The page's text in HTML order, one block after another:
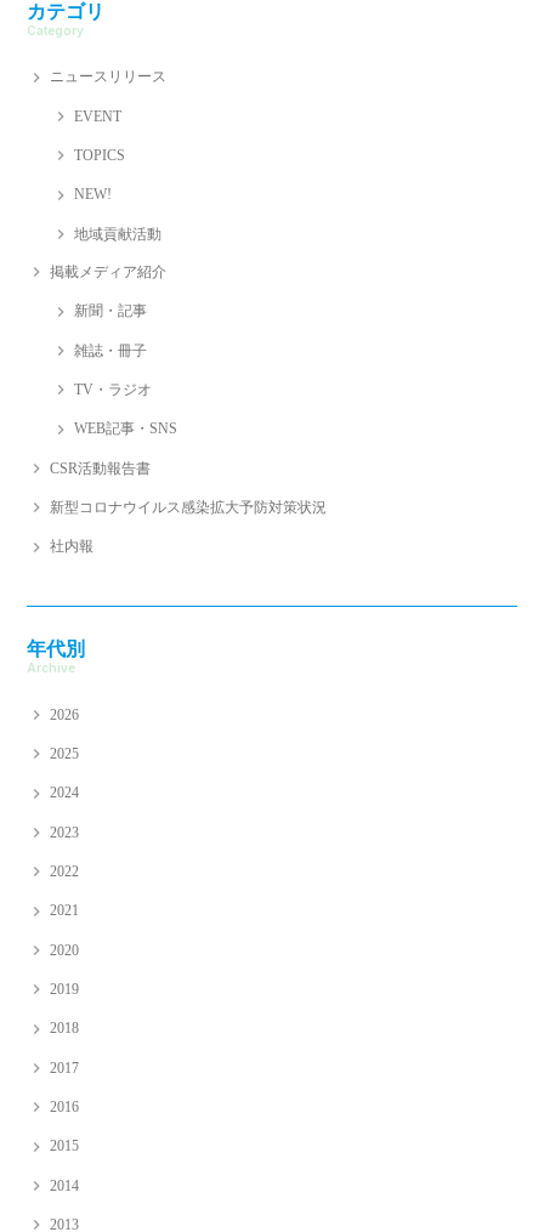
カテゴリ
Category
ニュースリリース
EVENT
TOPICS
NEW!
地域貢献活動
掲載メディア紹介
新聞・記事
雑誌・冊子
TV・ラジオ
WEB記事・SNS
CSR活動報告書
新型コロナウイルス感染拡大予防対策状況
社内報
年代別
Archive
2026
2025
2024
2023
2022
2021
2020
2019
2018
2017
2016
2015
2014
2013